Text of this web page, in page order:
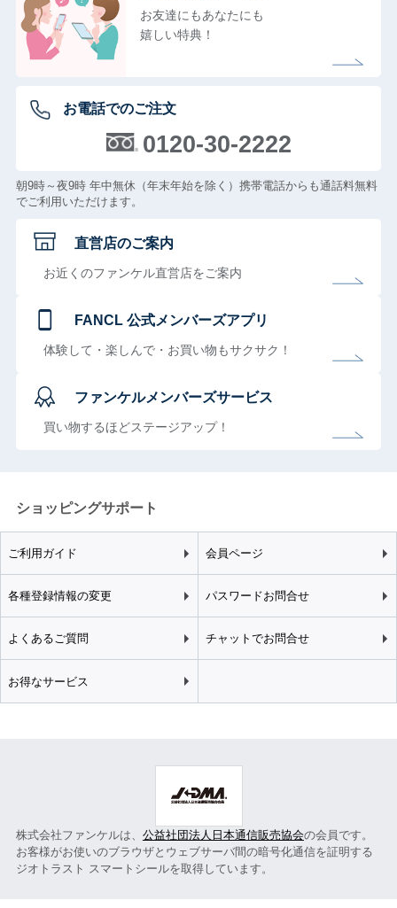
お友達にもあなたにも
嬉しい特典！
お電話でのご注文
0120-30-2222
朝9時～夜9時 年中無休（年末年始を除く）携帯電話からも通話料無料
でご利用いただけます。
直営店のご案内
お近くのファンケル直営店をご案内
FANCL 公式メンバーズアプリ
体験して・楽しんで・お買い物もサクサク！
ファンケルメンバーズサービス
買い物するほどステージアップ！
ショッピングサポート
ご利用ガイド 会員ページ
各種登録情報の変更 パスワードお問合せ
よくあるご質問 チャットでお問合せ
お得なサービス
株式会社ファンケルは、 公益社団法人日本通信販売協会の会員です。
お客様がお使いのブラウザとウェブサーバ間の暗号化通信を証明する
ジオトラスト スマートシールを取得しています。